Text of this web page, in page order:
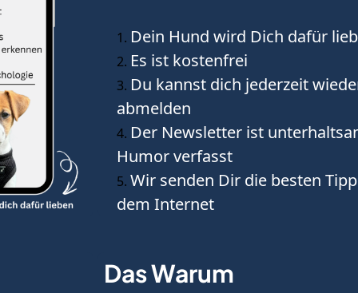
Dein Hund wird Dich dafür
Es ist kostenfrei
Du kannst dich jederzeit
abmelden
Der Newsletter ist
Humor verfasst
Wir senden Dir die besten
dem Internet
Das Warum